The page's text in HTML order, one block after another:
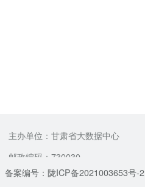
主办单位：甘肃省大数据中心
邮政编码：730030
备案编号：陇ICP备2021003653号-2